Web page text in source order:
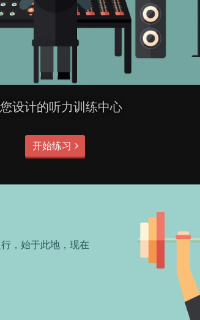
设计的听力训练中心
开始练习
，始于此地，现在